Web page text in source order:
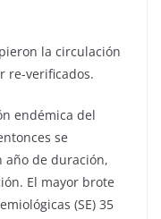
la circulación
re-verificados.
endémica del
se
año de duración,
El mayor brote
(SE) 35